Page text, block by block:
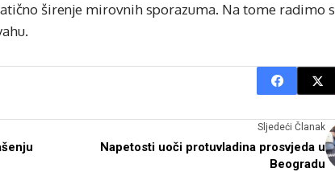
širenje mirovnih sporazuma. Na tome radimo s
Sljedeći Članak
Napetosti uoči protuvladina prosvjeda u
Beogradu